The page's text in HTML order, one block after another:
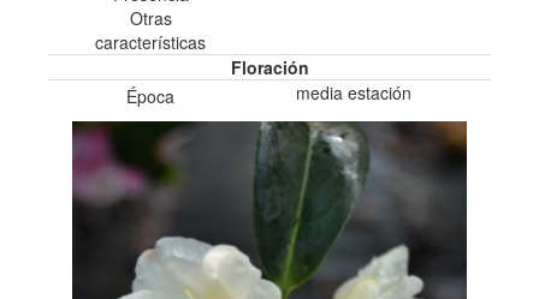
Otras
características
Floración
Época
media estación